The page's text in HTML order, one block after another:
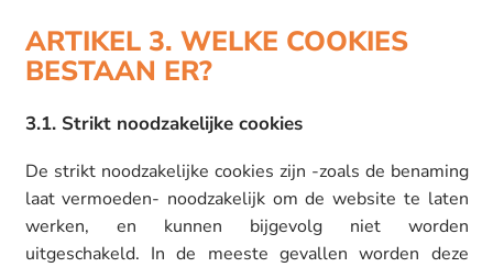
ARTIKEL 3. WELKE COOKIES
BESTAAN ER?
3.1. Strikt noodzakelijke cookies
De strikt noodzakelijke cookies zijn -zoals de benaming
laat vermoeden- noodzakelijk om de website te laten
werken, en kunnen bijgevolg niet worden
uitgeschakeld. In de meeste gevallen worden deze